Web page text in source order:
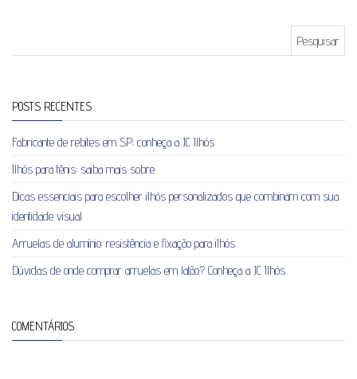
POSTS RECENTES
Fabricante de rebites em SP: conheça a JC Ilhós
Ilhós para tênis: saiba mais sobre
Dicas essenciais para escolher ilhós personalizados que combinam com sua
identidade visual
Arruelas de alumínio: resistência e fixação para ilhós
Dúvidas de onde comprar arruelas em latão? Conheça a JC Ilhós
COMENTÁRIOS